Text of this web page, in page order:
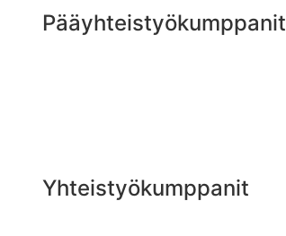
Pääyhteistyökumppanit
Yhteistyökumppanit